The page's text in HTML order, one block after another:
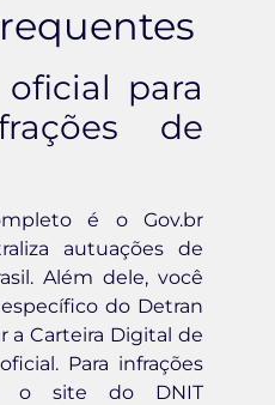
para
de
é o Gov.br
autuações de
Além dele, você
do Detran
a Carteira Digital de
Para infrações
o site do DNIT